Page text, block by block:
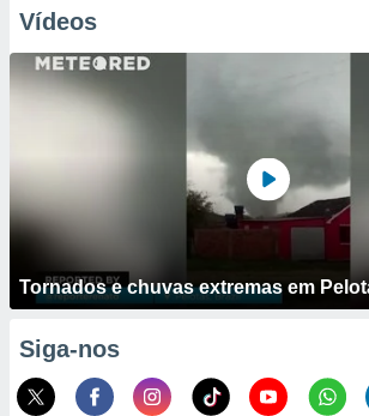
Vídeos
Tornados e chuvas extremas em
Siga-nos